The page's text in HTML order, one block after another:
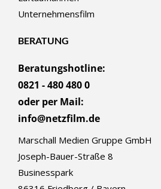
Unternehmensfilm
BERATUNG
Beratungshotline:
0821 - 480 480 0
oder per Mail:
info@netzfilm.de
Marschall Medien Gruppe GmbH
Joseph-Bauer-Straße 8
Businesspark